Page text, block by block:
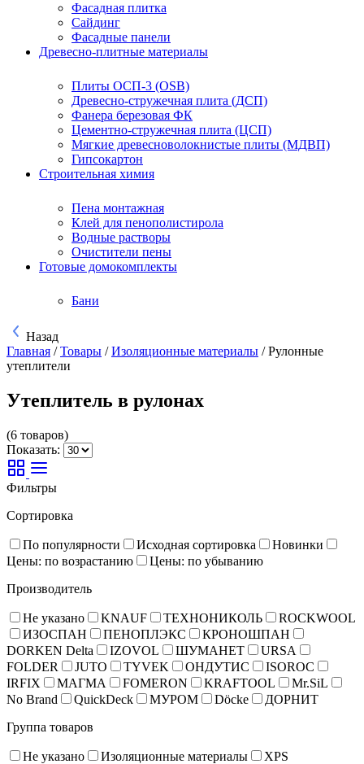
Фасадная плитка
Сайдинг
Фасадные панели
Древесно-плитные материалы
Плиты ОСП-3 (OSB)
Древесно-стружечная плита (ДСП)
Фанера березовая ФК
Цементно-стружечная плита (ЦСП)
Мягкие древесноволокнистые плиты (МДВП)
Гипсокартон
Строительная химия
Пена монтажная
Клей для пенополистирола
Водные растворы
Очистители пены
Готовые домокомплекты
Бани
Назад
Главная /Товары /Изоляционные материалы /Рулонные
утеплители
Утеплитель в рулонах
(6 товаров)
Показать:
Фильтры
Сортировка
По популярности Исходная сортировка
Новинки
Цены: по возрастанию
Цены: по убыванию
Производитель
Не указано KNAUF ТЕХНОНИКОЛЬ
ROCKWOOL
ИЗОСПАН
ПЕНОПЛЭКС
КРОНОШПАН
DORKEN Delta
IZOVOL ШУМАНЕТ
URSA
FOLDER
JUTO TYVEK ОНДУТИС
ISOROC
IRFIX
МАГМА FOMERON KRAFTOOL
Mr.SiL
No Brand
QuickDeck МУРОМ Döcke
ДОРНИТ
Группа товаров
Не указано Изоляционные материалы
XPS